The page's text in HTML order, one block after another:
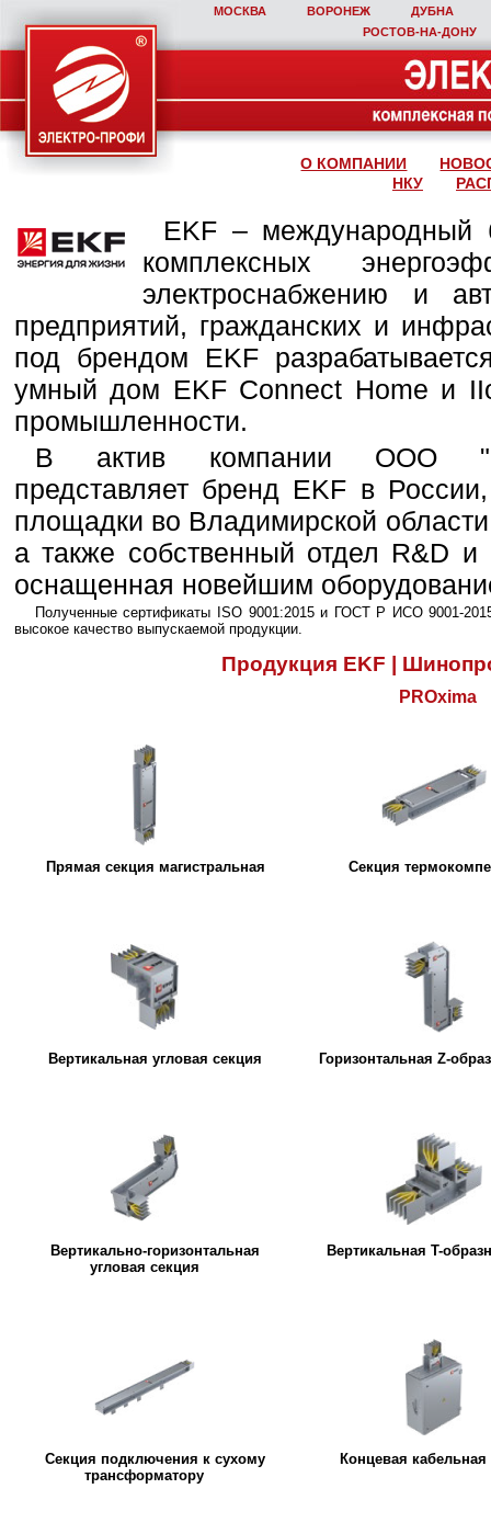
МОСКВА ВОРОНЕЖ
ДУБНА
РОСТОВ‑НА‑ДОНУ
О КОМПАНИИ
НКУ
EKF – международный
комплексных
электроснабжению и
предприятий, гражданских и
под брендом EKF
умный дом EKF Connect Home и
промышленности.
В актив компании ООО
представляет бренд EKF в
площадки во Владимирской
а также собственный отдел R&D и
оснащенная новейшим
Полученные сертификаты ISO 9001:2015 и ГОСТ Р ИСО 9001-
высокое качество выпускаемой продукции.
Продукция EKF |
PROxima
Прямая секция магистральная Секция
Вертикальная угловая секция Горизонтальная Z-
Вертикально-горизонтальная
угловая секция
Вертикальная T-
Секция подключения к сухому
трансформатору
Концевая кабельная